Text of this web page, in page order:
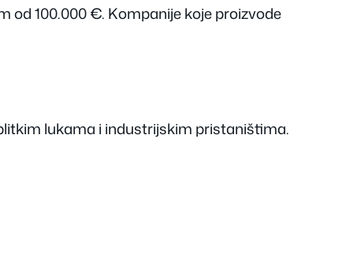
od 100.000 €. Kompanije koje proizvode
lukama i industrijskim pristaništima.